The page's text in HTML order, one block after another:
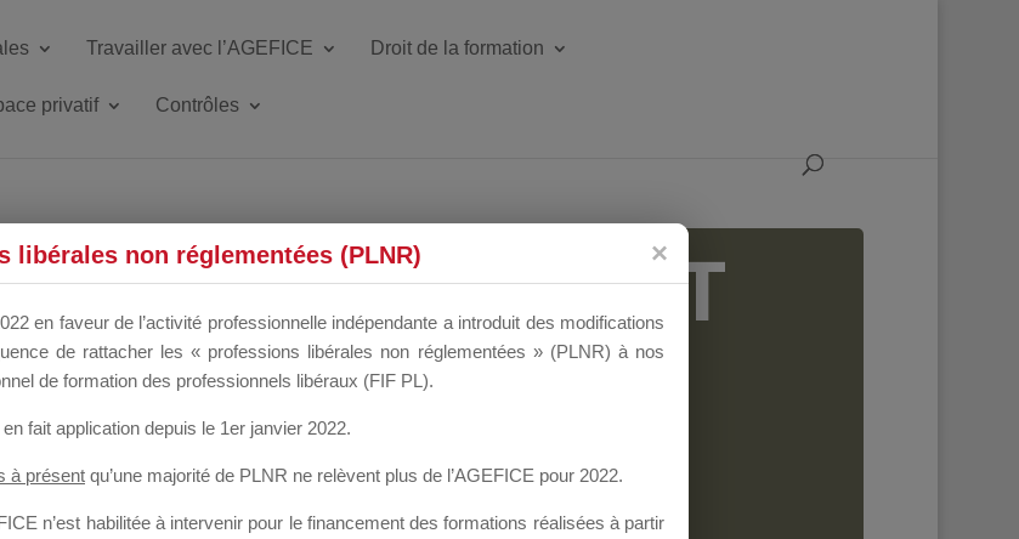
Travailler avec l’AGEFICE Droit de la formation
privatif Contrôles
DU DIRIGEANT
libérales non réglementées (PLNR)
en faveur de l’activité professionnelle indépendante a introduit des modifications
de rattacher les « professions libérales non réglementées » (PLNR) à nos
de formation des professionnels libéraux (FIF PL).
en fait application depuis le 1er janvier 2022.
à présent qu’une majorité de PLNR ne relèvent plus de l’AGEFICE pour 2022.
n’est habilitée à intervenir pour le financement des formations réalisées à partir